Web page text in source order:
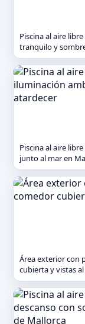
Piscina al aire
tranquilo y
Piscina al aire
junto al mar en
Área exterior con
cubierta y vistas